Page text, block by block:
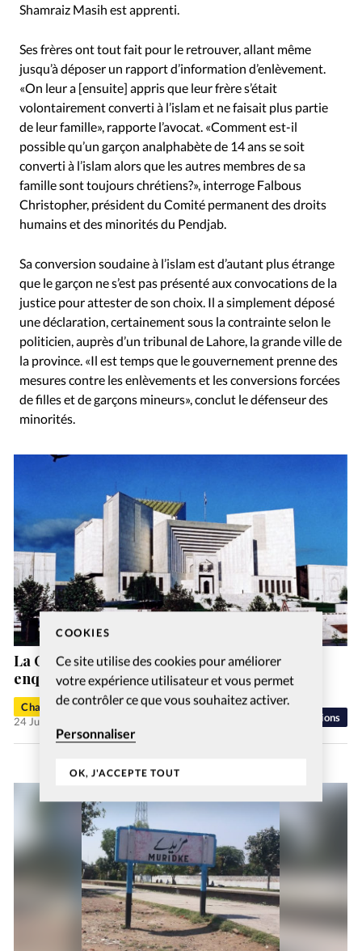
COOKIES
Ce site utilise des cookies pour améliorer
votre expérience utilisateur et vous permet
de contrôler ce que vous souhaitez activer.
Personnaliser
OK, J'ACCEPTE TOUT
Shamraiz Masih est apprenti.
Ses frères ont tout fait pour le retrouver, allant même
jusqu’à déposer un rapport d’information d’enlèvement.
«On leur a [ensuite] appris que leur frère s’était
volontairement converti à l’islam et ne faisait plus partie
de leur famille», rapporte l’avocat. «Comment est-il
possible qu’un garçon analphabète de 14 ans se soit
converti à l’islam alors que les autres membres de sa
famille sont toujours chrétiens?», interroge Falbous
Christopher, président du Comité permanent des droits
humains et des minorités du Pendjab.
Sa conversion soudaine à l’islam est d’autant plus étrange
que le garçon ne s’est pas présenté aux convocations de la
justice pour attester de son choix. Il a simplement déposé
une déclaration, certainement sous la contrainte selon le
politicien, auprès d’un tribunal de Lahore, la grande ville de
la province. «Il est temps que le gouvernement prenne des
mesures contre les enlèvements et les conversions forcées
de filles et de garçons mineurs», conclut le défenseur des
minorités.
Religions
La Cour suprême du Pakistan ordonne une
enquête sur les dérives liées au blasphème
Charlotte Moulin
24 Juil 2025